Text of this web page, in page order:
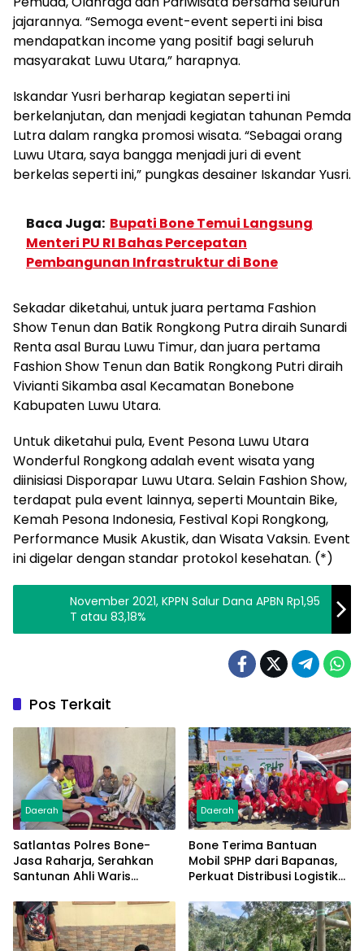
jajarannya. “Semoga event-event seperti ini bisa
mendapatkan income yang positif bagi seluruh
masyarakat Luwu Utara,” harapnya.
Iskandar Yusri berharap kegiatan seperti ini
berkelanjutan, dan menjadi kegiatan tahunan Pemda
Lutra dalam rangka promosi wisata. “Sebagai orang
Luwu Utara, saya bangga menjadi juri di event
berkelas seperti ini,” pungkas desainer Iskandar Yusri.
Baca Juga: Bupati Bone Temui Langsung
Menteri PU RI Bahas Percepatan
Pembangunan Infrastruktur di Bone
Sekadar diketahui, untuk juara pertama Fashion
Show Tenun dan Batik Rongkong Putra diraih Sunardi
Renta asal Burau Luwu Timur, dan juara pertama
Fashion Show Tenun dan Batik Rongkong Putri diraih
Vivianti Sikamba asal Kecamatan Bonebone
Kabupaten Luwu Utara.
Untuk diketahui pula, Event Pesona Luwu Utara
Wonderful Rongkong adalah event wisata yang
diinisiasi Disporapar Luwu Utara. Selain Fashion Show,
terdapat pula event lainnya, seperti Mountain Bike,
Kemah Pesona Indonesia, Festival Kopi Rongkong,
Performance Musik Akustik, dan Wisata Vaksin. Event
ini digelar dengan standar protokol kesehatan. (*)
November 2021, KPPN Salur Dana APBN Rp1,95
T atau 83,18%
Pos Terkait
Daerah
Satlantas Polres Bone-
Jasa Raharja, Serahkan
Santunan Ahli Waris
Rp50 Juta
Daerah
Bone Terima Bantuan
Mobil SPHP dari Bapanas,
Perkuat Distribusi Logistik